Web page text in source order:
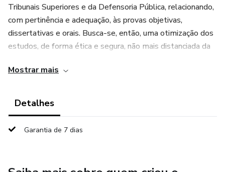
Tribunais Superiores e da Defensoria Pública, relacionando,
com pertinência e adequação, às provas objetivas,
dissertativas e orais. Busca-se, então, uma otimização dos
estudos, de forma ética e segura, não mais distanciada da
que se tenha uma perspectiva global do conteúdo que
ponto, buscaremos fazer uma análise da
Mostrar mais
Detalhes
Garantia de 7 dias